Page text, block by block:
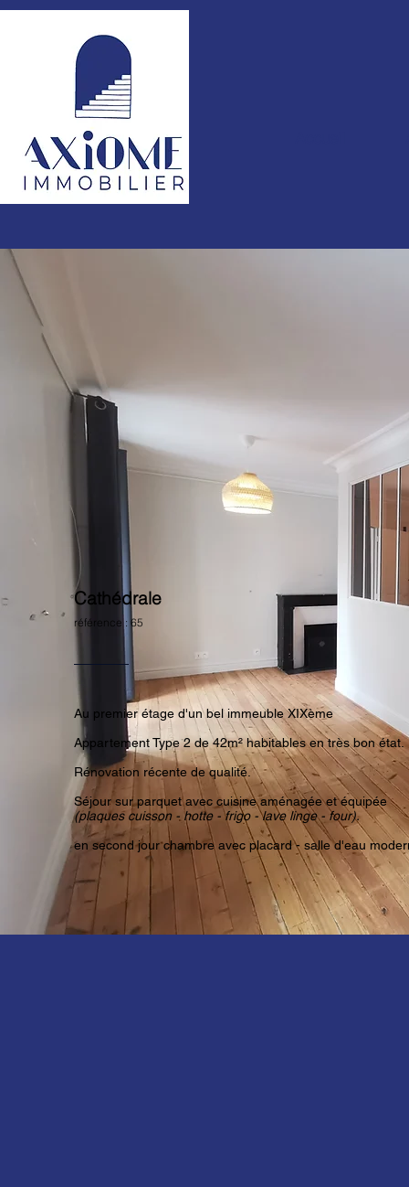
Cathédrale
référence : 65
Au premier étage d'un bel immeuble XIXème
Appartement Type 2 de 42m² habitables en très bon état.
Rénovation récente de qualité.
Séjour sur parquet avec cuisine aménagée et équipée
(plaques cuisson - hotte - frigo - lave linge - four).
en second jour chambre avec placard - salle d'eau